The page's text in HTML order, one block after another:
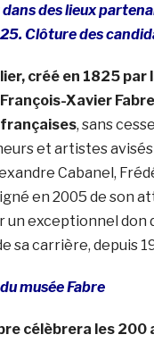
des lieux
Clôture des
créé en 1825
Xavier Fabre
, sans
et artistes
Cabanel,
en 2005 de son
exceptionnel don
sa carrière, depuis
musée Fabre
célèbrera les